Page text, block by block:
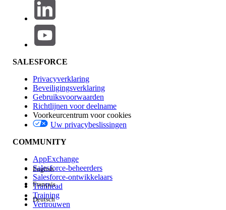
Invloed op functies
Edition
Ervaring
SALESFORCE
Privacyverklaring
Beveiligingsverklaring
Gebruiksvoorwaarden
Richtlijnen voor deelname
Voorkeurcentrum voor cookies
Uw privacybeslissingen
COMMUNITY
AppExchange
Salesforce-beheerders
Salesforce-ontwikkelaars
Trailhead
Training
Vertrouwen
English
Français
Deutsch